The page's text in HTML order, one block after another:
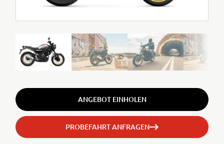
ANGEBOT EINHOLEN
PROBEFAHRT ANFRAGEN